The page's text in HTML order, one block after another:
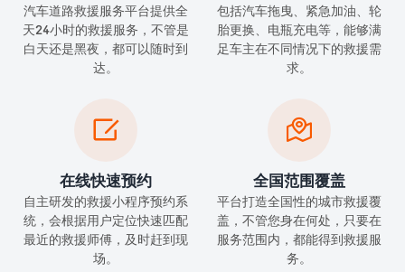
汽车道路救援服务平台提供全
天24小时的救援服务，不管是
白天还是黑夜，都可以随时到
达。
包括汽车拖曳、紧急加油、轮
胎更换、电瓶充电等，能够满
足车主在不同情况下的救援需
求。

在线快速预约
自主研发的救援小程序预约系
统，会根据用户定位快速匹配
最近的救援师傅，及时赶到现
场。

全国范围覆盖
平台打造全国性的城市救援覆
盖，不管您身在何处，只要在
服务范围内，都能得到救援服
务。